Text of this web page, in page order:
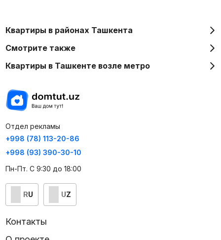
Квартиры в районах Ташкента
Смотрите также
Квартиры в Ташкенте возле метро
Отдел рекламы
+998 (78) 113-20-86
+998 (93) 390-30-10
Пн-Пт. С 9:30 до 18:00
RU UZ
Контакты